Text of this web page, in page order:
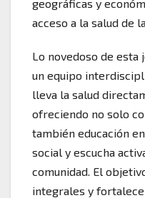
geográficas y
acceso a la salud de
Lo novedoso de esta
un equipo
lleva la salud
ofreciendo no solo
también educación
social y escucha
comunidad. El
integrales y